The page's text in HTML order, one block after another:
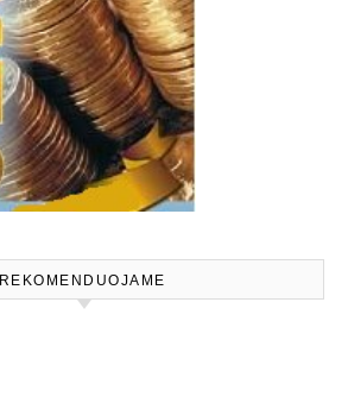
REKOMENDUOJAME